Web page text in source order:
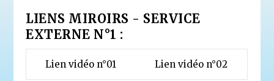
LIENS MIROIRS - SERVICE
EXTERNE N°1 :
Lien vidéo n°01 Lien vidéo n°02